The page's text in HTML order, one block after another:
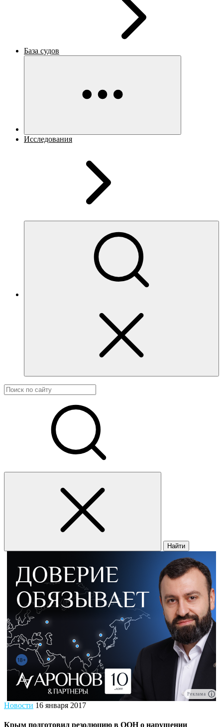
База судов
Исследования
Найти
Реклама
Новости 16 января 2017
Крым подготовил резолюцию в ООН о нарушении